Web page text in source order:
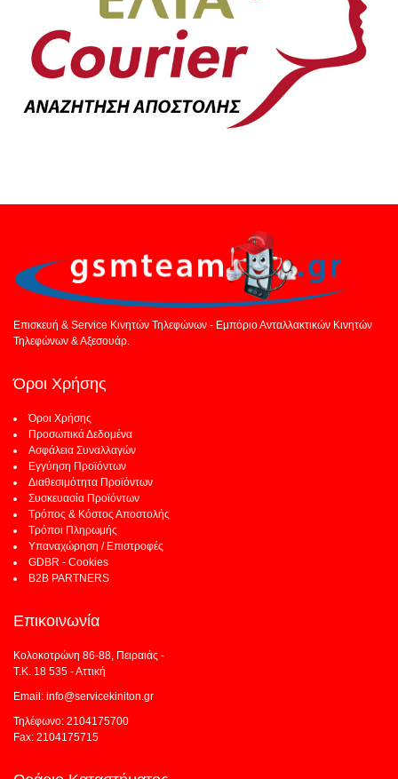
Επισκευή & Service Κινητών Τηλεφώνων - Εμπόριο Ανταλλακτικών Κινητών
Τηλεφώνων & Αξεσουάρ.
Όροι Χρήσης
Όροι Χρήσης
Προσωπικά Δεδομένα
Ασφάλεια Συναλλαγών
Εγγύηση Προϊόντων
Διαθεσιμότητα Προϊόντων
Συσκευασία Προϊόντων
Τρόπος & Κόστος Αποστολής
Τρόποι Πληρωμής
Υπαναχώρηση / Επιστροφές
GDBR - Cookies
B2B PARTNERS
Επικοινωνία
Κολοκοτρώνη 86-88, Πειραιάς -
Τ.Κ. 18 535 - Αττική
Email: info@servicekiniton.gr
Τηλέφωνο: 2104175700
Fax: 2104175715